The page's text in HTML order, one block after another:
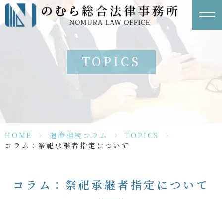
TOPICS
HOME > 遺産相続コラム > TOPICS
>
コラム：祭祀承継者指定について
コラム：祭祀承継者指定について